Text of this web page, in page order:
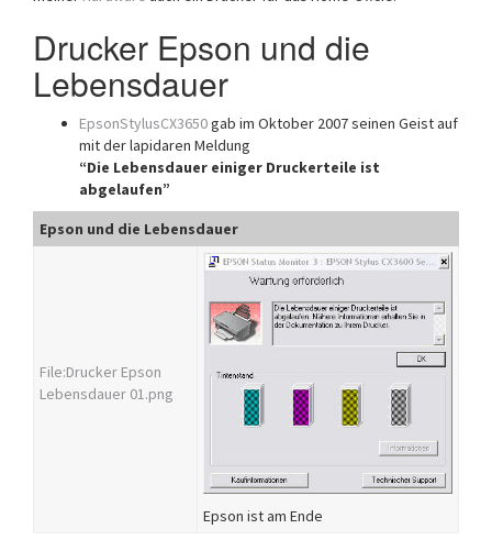
Drucker Epson und die
Lebensdauer
EpsonStylusCX3650gab im Oktober 2007 seinen Geist auf
mit der lapidaren Meldung
“Die Lebensdauer einiger Druckerteile ist
abgelaufen”
Epson und die Lebensdauer
File:Drucker Epson
Lebensdauer 01.png
Epson ist am Ende